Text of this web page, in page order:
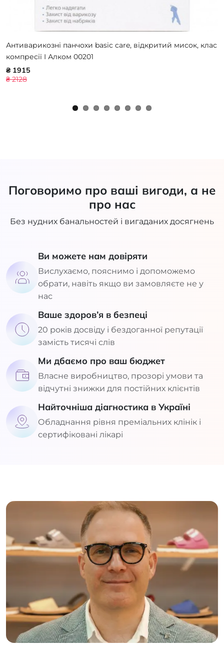
Антиварикозні панчохи basic care, відкритий мисок, клас
компресії I Алком 00201
₴ 1915
₴ 2128
Поговоримо про ваші вигоди, а не
про нас
Без нудних банальностей і вигаданих досягнень
Ви можете нам довіряти
Вислухаємо, пояснимо і допоможемо
обрати, навіть якщо ви замовляєте не у
нас
Ваше здоров’я в безпеці
20 років досвіду і бездоганної репутації
замість тисячі слів
Ми дбаємо про ваш бюджет
Власне виробництво, прозорі умови та
відчутні знижки для постійних клієнтів
Найточніша діагностика в Україні
Обладнання рівня преміальних клінік і
сертифіковані лікарі